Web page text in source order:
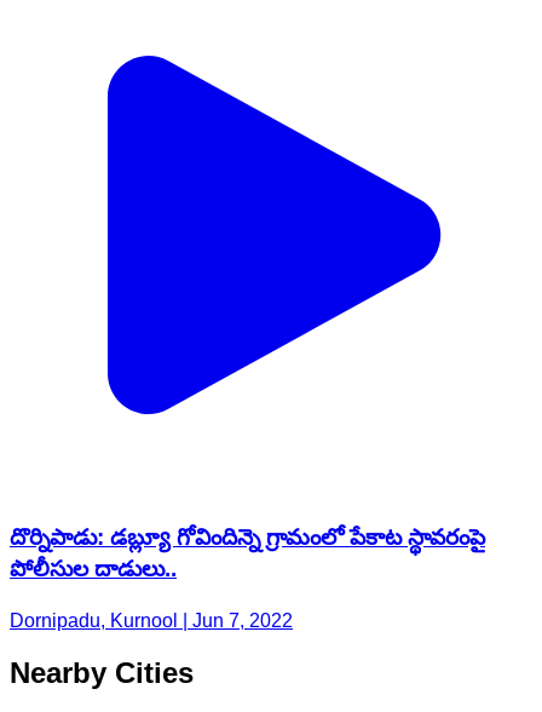
దొర్నిపాడు: డబ్ల్యూ గోవిందిన్నె గ్రామంలో పేకాట స్థావ‌రంపై
పోలీసుల దాడులు..
Dornipadu, Kurnool | Jun 7, 2022
Nearby Cities